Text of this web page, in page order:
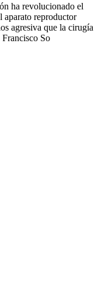
ha revolucionado el
aparato reproductor
agresiva que la cirugía
So